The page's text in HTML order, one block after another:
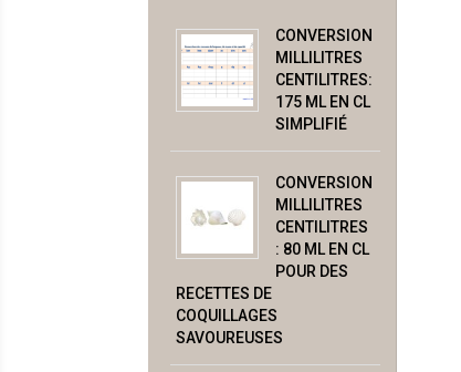
CONVERSION
MILLILITRES
CENTILITRES:
175 ML EN CL
SIMPLIFIÉ
CONVERSION
MILLILITRES
CENTILITRES
: 80 ML EN CL
POUR DES
RECETTES DE
COQUILLAGES
SAVOUREUSES